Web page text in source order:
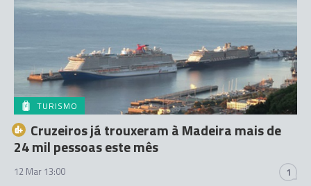
TURISMO
Cruzeiros já trouxeram à Madeira mais de
24 mil pessoas este mês
12 Mar 13:00 1